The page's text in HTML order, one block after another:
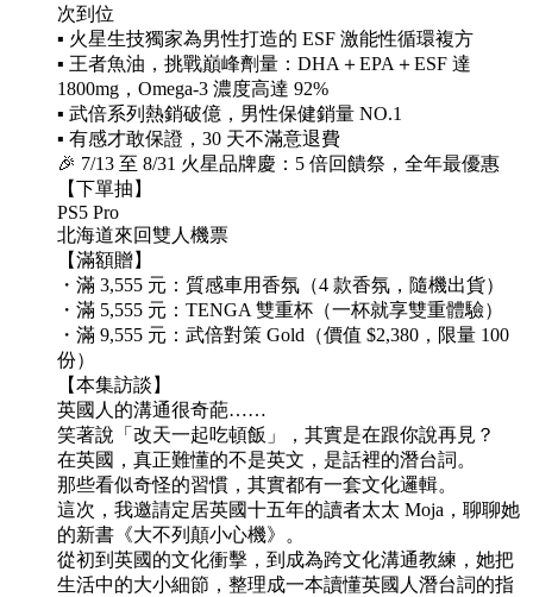
次到位
▪️ 火星生技獨家為男性打造的 ESF 激能性循環複方
▪️ 王者魚油，挑戰巔峰劑量：DHA＋EPA＋ESF 達
1800mg，Omega-3 濃度高達 92%
▪️ 武倍系列熱銷破億，男性保健銷量 NO.1
▪️ 有感才敢保證，30 天不滿意退費
🎉 7/13 至 8/31 火星品牌慶：5 倍回饋祭，全年最優惠
【下單抽】
PS5 Pro
北海道來回雙人機票
【滿額贈】
・滿 3,555 元：質感車用香氛（4 款香氛，隨機出貨）
・滿 5,555 元：TENGA 雙重杯（一杯就享雙重體驗）
・滿 9,555 元：武倍對策 Gold（價值 $2,380，限量 100
份）
【本集訪談】
英國人的溝通很奇葩……
笑著說「改天一起吃頓飯」，其實是在跟你說再見？
在英國，真正難懂的不是英文，是話裡的潛台詞。
那些看似奇怪的習慣，其實都有一套文化邏輯。
這次，我邀請定居英國十五年的讀者太太 Moja，聊聊她
的新書《大不列顛小心機》。
從初到英國的文化衝擊，到成為跨文化溝通教練，她把
生活中的大小細節，整理成一本讀懂英國人潛台詞的指